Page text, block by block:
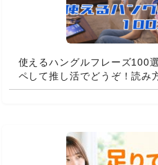
使えるハングルフレーズ100
ペして推し活でどうぞ！読み